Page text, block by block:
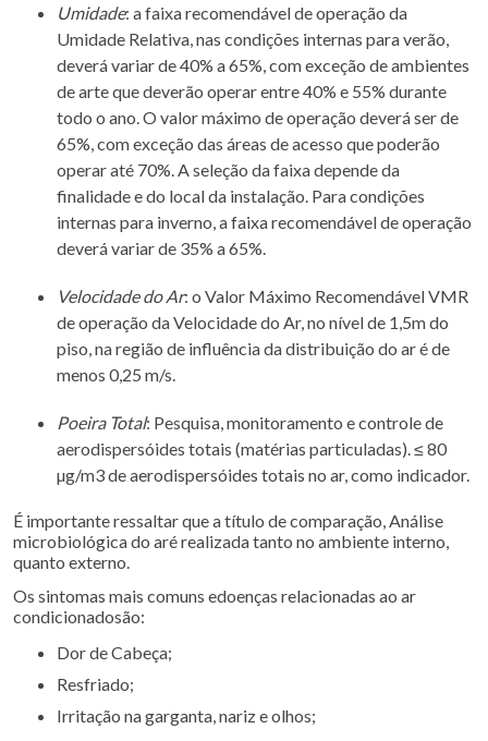
Umidade: a faixa recomendável de operação da
Umidade Relativa, nas condições internas para verão,
deverá variar de 40% a 65%, com exceção de ambientes
de arte que deverão operar entre 40% e 55% durante
todo o ano. O valor máximo de operação deverá ser de
65%, com exceção das áreas de acesso que poderão
operar até 70%. A seleção da faixa depende da
finalidade e do local da instalação. Para condições
internas para inverno, a faixa recomendável de operação
deverá variar de 35% a 65%.
Velocidade do Ar: o Valor Máximo Recomendável VMR
de operação da Velocidade do Ar, no nível de 1,5m do
piso, na região de influência da distribuição do ar é de
menos 0,25 m/s.
Poeira Total: Pesquisa, monitoramento e controle de
aerodispersóides totais (matérias particuladas). ≤ 80
µg/m3 de aerodispersóides totais no ar, como indicador.
É importante ressaltar que a título de comparação, Análise
microbiológica do aré realizada tanto no ambiente interno,
quanto externo.
Os sintomas mais comuns edoenças relacionadas ao ar
condicionadosão:
Dor de Cabeça;
Resfriado;
Irritação na garganta, nariz e olhos;